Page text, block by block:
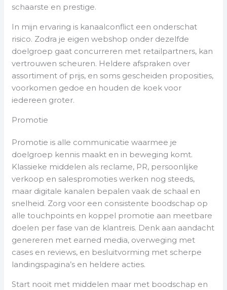
schaarste en prestige.
In mijn ervaring is kanaalconflict een onderschat
risico. Zodra je eigen webshop onder dezelfde
doelgroep gaat concurreren met retailpartners, kan
vertrouwen scheuren. Heldere afspraken over
assortiment of prijs, en soms gescheiden proposities,
voorkomen gedoe en houden de koek voor
iedereen groter.
Promotie
Promotie is alle communicatie waarmee je
doelgroep kennis maakt en in beweging komt.
Klassieke middelen als reclame, PR, persoonlijke
verkoop en salespromoties werken nog steeds,
maar digitale kanalen bepalen vaak de schaal en
snelheid. Zorg voor een consistente boodschap op
alle touchpoints en koppel promotie aan meetbare
doelen per fase van de klantreis. Denk aan aandacht
genereren met earned media, overweging met
cases en reviews, en besluitvorming met scherpe
landingspagina’s en heldere acties.
Start nooit met middelen maar met boodschap en